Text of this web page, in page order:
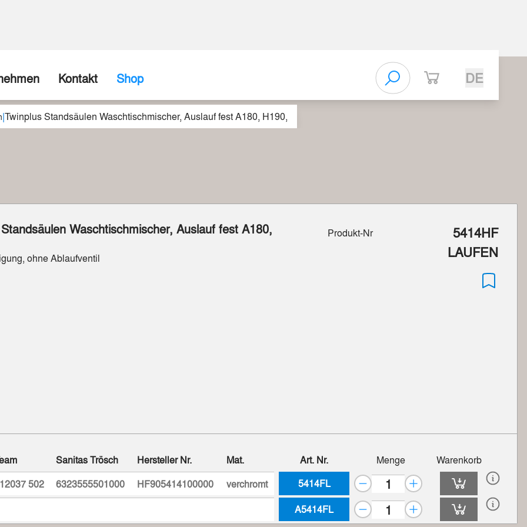
Beispiele aus unserer Werkstatt
Kontakt
Firma / Abholshop
Shop DE
|Twinplus Standsäulen Waschtischmischer, Auslauf fest A180, H190,
Waschtischmischer, Auslauf fest A180,
ohne Ablaufventil
Produkt-Nr
5414HF
LAUFEN
Sanitas Trösch Hersteller Nr. Mat. Art. Nr. Menge
Warenkorb
502 6323555501000 HF905414100000 verchromt
5414FL
A5414FL